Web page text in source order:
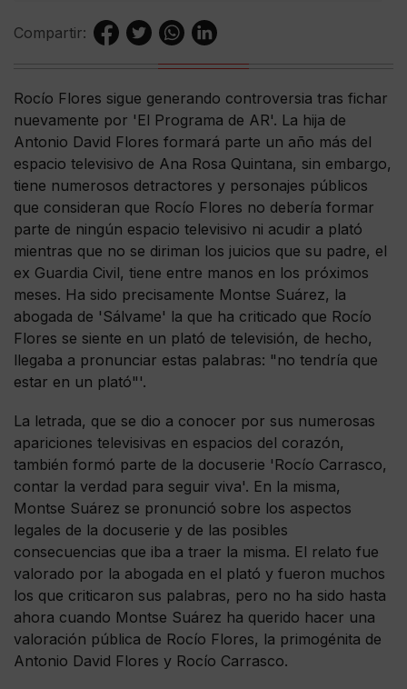
Compartir:
Rocío Flores sigue generando controversia tras fichar
nuevamente por 'El Programa de AR'. La hija de
Antonio David Flores formará parte un año más del
espacio televisivo de Ana Rosa Quintana, sin embargo,
tiene numerosos detractores y personajes públicos
que consideran que Rocío Flores no debería formar
parte de ningún espacio televisivo ni acudir a plató
mientras que no se diriman los juicios que su padre, el
ex Guardia Civil, tiene entre manos en los próximos
meses. Ha sido precisamente Montse Suárez, la
abogada de 'Sálvame' la que ha criticado que Rocío
Flores se siente en un plató de televisión, de hecho,
llegaba a pronunciar estas palabras: "no tendría que
estar en un plató"'.
La letrada, que se dio a conocer por sus numerosas
apariciones televisivas en espacios del corazón,
también formó parte de la docuserie 'Rocío Carrasco,
contar la verdad para seguir viva'. En la misma,
Montse Suárez se pronunció sobre los aspectos
legales de la docuserie y de las posibles
consecuencias que iba a traer la misma. El relato fue
valorado por la abogada en el plató y fueron muchos
los que criticaron sus palabras, pero no ha sido hasta
ahora cuando Montse Suárez ha querido hacer una
valoración pública de Rocío Flores, la primogénita de
Antonio David Flores y Rocío Carrasco.